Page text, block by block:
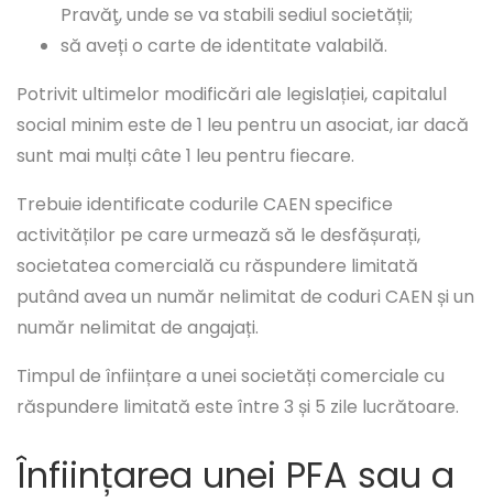
Pravăţ, unde se va stabili sediul societății;
să aveți o carte de identitate valabilă.
Potrivit ultimelor modificări ale legislației, capitalul
social minim este de 1 leu pentru un asociat, iar dacă
sunt mai mulți câte 1 leu pentru fiecare.
Trebuie identificate codurile CAEN specifice
activităților pe care urmează să le desfășurați,
societatea comercială cu răspundere limitată
putând avea un număr nelimitat de coduri CAEN și un
număr nelimitat de angajați.
Timpul de înființare a unei societăți comerciale cu
răspundere limitată este între 3 și 5 zile lucrătoare.
Înființarea unei PFA sau a